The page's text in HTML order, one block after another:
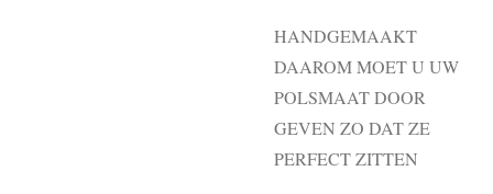
HANDGEMAAKT
DAAROM MOET U UW
POLSMAAT DOOR
GEVEN ZO DAT ZE
PERFECT ZITTEN